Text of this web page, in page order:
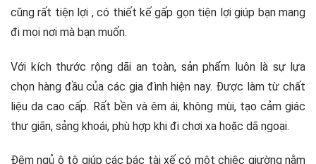
cũng rất tiện lợi , có thiết kế gấp gọn tiện lợi giúp bạn mang
đi mọi nơi mà bạn muốn.
Với kích thước rộng dãi an toàn, sản phẩm luôn là sự lựa
chọn hàng đầu của các gia đình hiện nay. Được làm từ chất
liệu da cao cấp. Rất bền và êm ái, không mùi, tạo cảm giác
thư giãn, sảng khoái, phù hợp khi đi chơi xa hoặc dã ngoại.
Đệm ngủ ô tô giúp các bác tài xế có một chiệc giường nằm